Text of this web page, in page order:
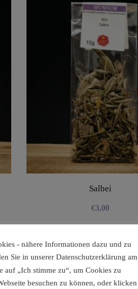
Salbei
€3,00
- nähere Informationen dazu und zu
Sie in unserer Datenschutzerklärung am
auf „Ich stimme zu“, um Cookies zu
besuchen zu können, oder klicken